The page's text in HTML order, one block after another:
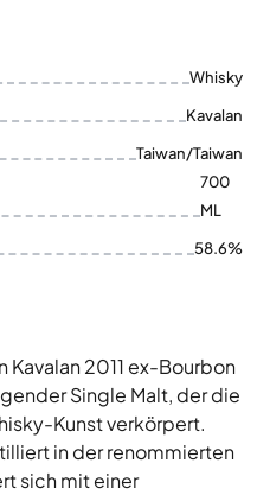
Whisky
Kavalan
Taiwan/Taiwan
700
ML
58.6%
2011 ex-Bourbon
Single Malt, der die
Kunst verkörpert.
in der renommierten
sich mit einer